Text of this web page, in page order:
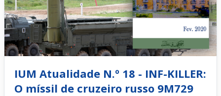
IUM Atualidade N.º 18 - INF-KILLER:
O míssil de cruzeiro russo 9M729